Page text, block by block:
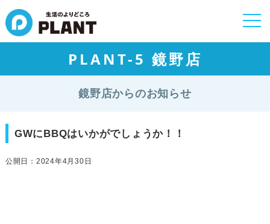
PLANT-5 鏡野店
鏡野店からのお知らせ
GWにBBQはいかがでしょうか！！
公開日：2024年4月30日